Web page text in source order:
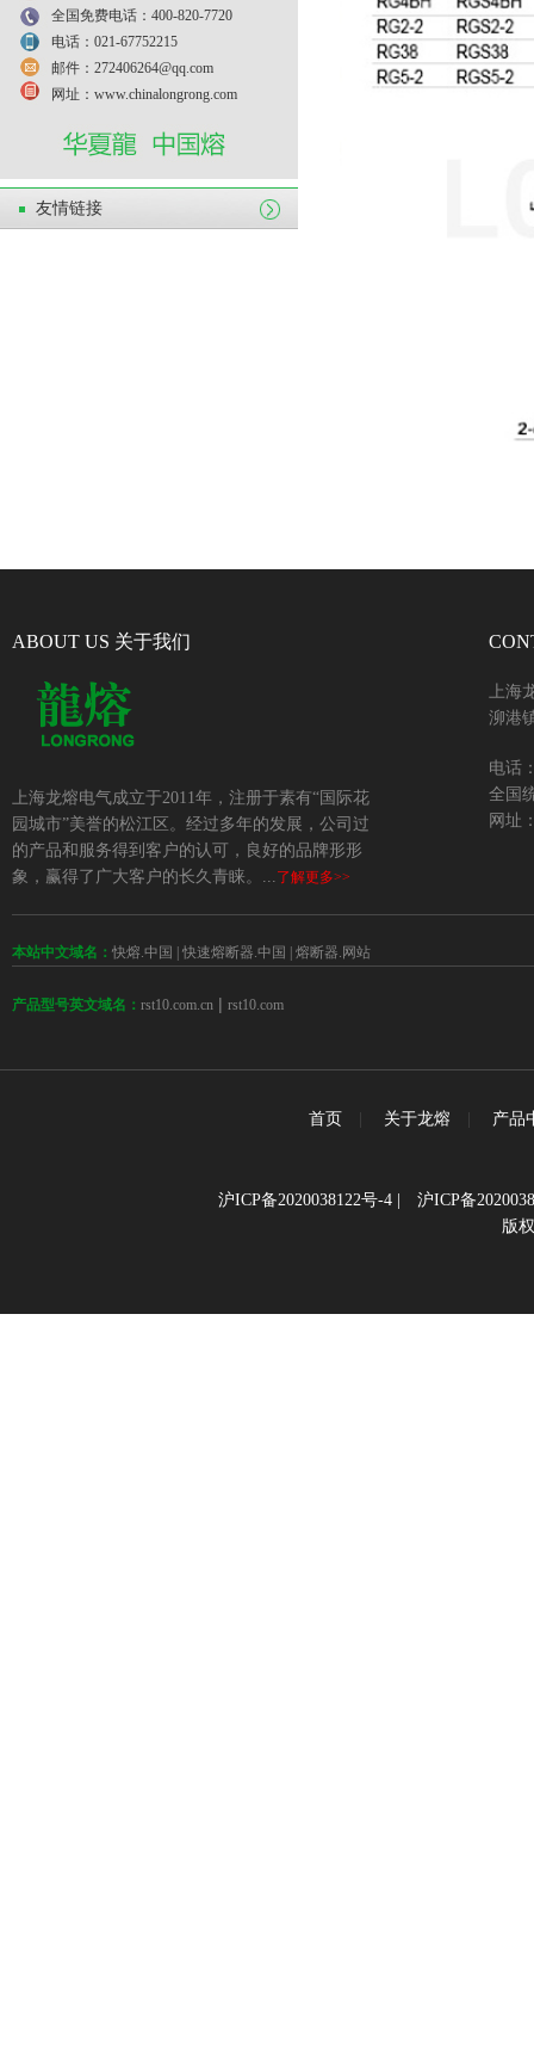
全国免费电话：400-820-7720
电话：021-67752215
邮件：272406264@qq.com
网址：www.chinalongrong.com
友情链接
ABOUT US 关于我们
上海龙熔电气成立于2011年，注册于素有“国际花
园城市”美誉的松江区。经过多年的发展，公司过
的产品和服务得到客户的认可，良好的品牌形形
象，赢得了广大客户的长久青睐。...
了解更多>>
上海
泖港
电话
全国
网址
本站中文域名： 快熔.中国 | 快速熔断器.中国 | 熔断器.网站
产品型号英文域名： rst10.com.cn | rst10.com
首页 关于龙熔 产品
沪ICP备2020038122号-4| 沪ICP备
版